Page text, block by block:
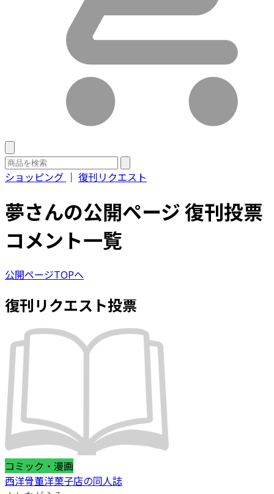
ショッピング ｜ 復刊リクエスト
夢さんの公開ページ 復刊投票
コメント一覧
公開ページTOPへ
復刊リクエスト投票
コミック・漫画
西洋骨董洋菓子店の同人誌